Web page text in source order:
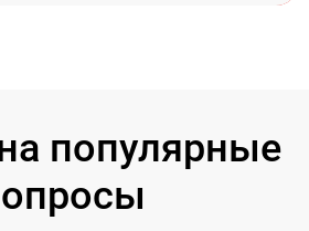
популярные